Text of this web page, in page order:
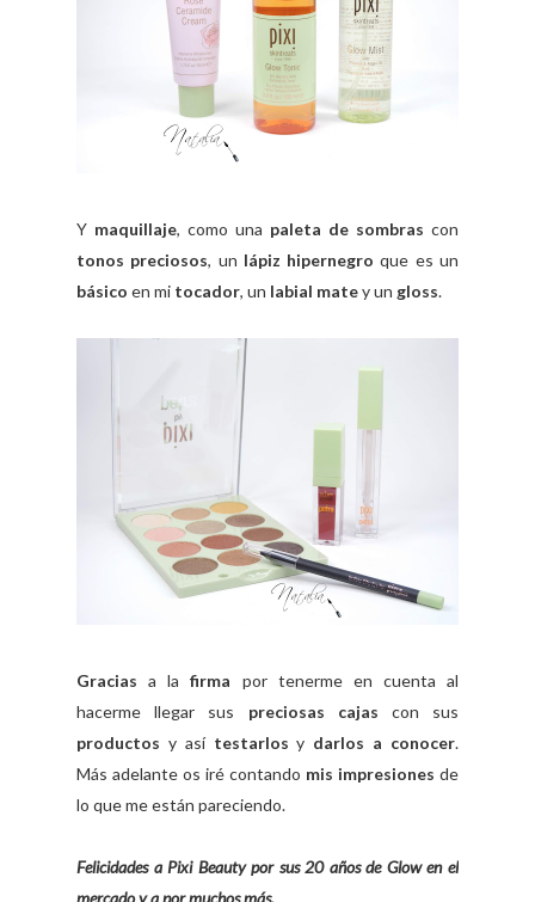
Y maquillaje, como una paleta de sombras con
tonos preciosos, un lápiz hipernegro que es un
básico en mi tocador, un labial matey un gloss.
Gracias a lafirma por tenerme en cuenta al
hacerme llegar sus preciosas cajas con sus
productos y así testarlos y darlos a conocer.
Más adelante os iré contando mis impresiones de
lo que me están pareciendo.
Felicidades a Pixi Beauty por sus 20 años de Glow en el
mercado y a por muchos más.